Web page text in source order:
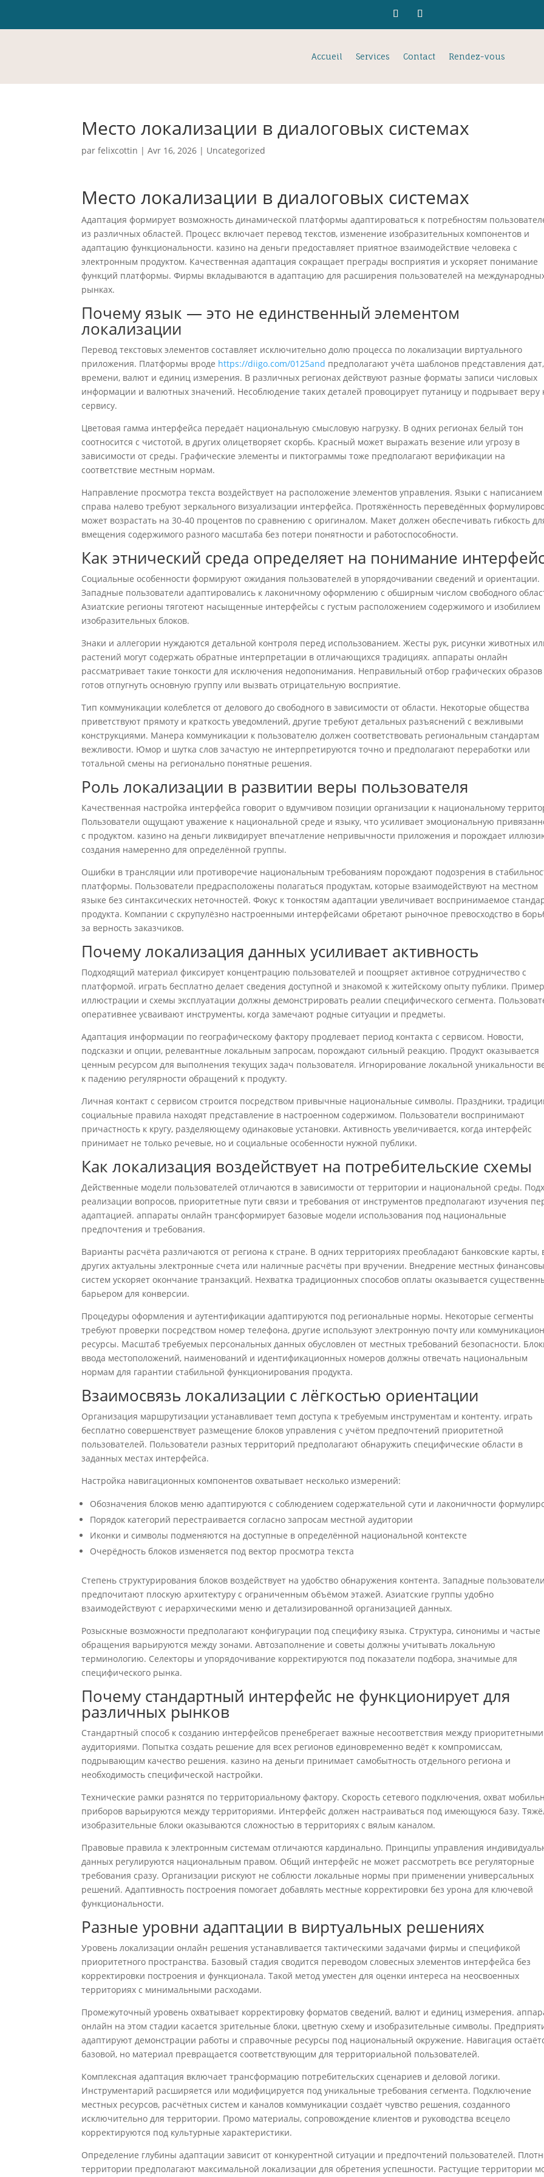
Accueil Services Contact Rendez-vous
Место локализации в диалоговых системах
parfelixcottin |Avr 16, 2026 | Uncategorized
Место локализации в диалоговых системах
Адаптация формирует возможность динамической платформы адаптироваться к потребностям
из различных областей. Процесс включает перевод текстов, изменение изобразительных компонентов и
адаптацию функциональности. казино на деньги предоставляет приятное взаимодействие человека с
электронным продуктом. Качественная адаптация сокращает преграды восприятия и ускоряет понимание
функций платформы. Фирмы вкладываются в адаптацию для расширения пользователей на
рынках.
Почему язык — это не единственный элементом
локализации
Перевод текстовых элементов составляет исключительно долю процесса по локализации виртуального
приложения. Платформы вроде https://diigo.com/0125and предполагают учёта шаблонов представления дат,
времени, валют и единиц измерения. В различных регионах действуют разные форматы записи числовых
информации и валютных значений. Несоблюдение таких деталей провоцирует путаницу и подрывает веру
сервису.
Цветовая гамма интерфейса передаёт национальную смысловую нагрузку. В одних регионах белый тон
соотносится с чистотой, в других олицетворяет скорбь. Красный может выражать везение или угрозу в
зависимости от среды. Графические элементы и пиктограммы тоже предполагают верификации на
соответствие местным нормам.
Направление просмотра текста воздействует на расположение элементов управления. Языки с написанием
справа налево требуют зеркального визуализации интерфейса. Протяжённость переведённых
может возрастать на 30-40 процентов по сравнению с оригиналом. Макет должен обеспечивать гибкость
вмещения содержимого разного масштаба без потери понятности и работоспособности.
Как этнический среда определяет на понимание
Социальные особенности формируют ожидания пользователей в упорядочивании сведений и ориентации.
Западные пользователи адаптировались к лаконичному оформлению с обширным числом свободного
Азиатские регионы тяготеют насыщенные интерфейсы с густым расположением содержимого и изобилием
изобразительных блоков.
Знаки и аллегории нуждаются детальной контроля перед использованием. Жесты рук, рисунки животных
растений могут содержать обратные интерпретации в отличающихся традициях. аппараты онлайн
рассматривает такие тонкости для исключения недопонимания. Неправильный отбор графических образов
готов отпугнуть основную группу или вызвать отрицательную восприятие.
Тип коммуникации колеблется от делового до свободного в зависимости от области. Некоторые общества
приветствуют прямоту и краткость уведомлений, другие требуют детальных разъяснений с вежливыми
конструкциями. Манера коммуникации к пользователю должен соответствовать региональным стандартам
вежливости. Юмор и шутка слов зачастую не интерпретируются точно и предполагают переработки или
тотальной смены на регионально понятные решения.
Роль локализации в развитии веры пользователя
Качественная настройка интерфейса говорит о вдумчивом позиции организации к национальному
Пользователи ощущают уважение к национальной среде и языку, что усиливает эмоциональную
с продуктом. казино на деньги ликвидирует впечатление непривычности приложения и порождает
создания намеренно для определённой группы.
Ошибки в трансляции или противоречие национальным требованиям порождают подозрения в
платформы. Пользователи предрасположены полагаться продуктам, которые взаимодействуют на местном
языке без синтаксических неточностей. Фокус к тонкостям адаптации увеличивает воспринимаемое
продукта. Компании с скрупулёзно настроенными интерфейсами обретают рыночное превосходство в
за верность заказчиков.
Почему локализация данных усиливает активность
Подходящий материал фиксирует концентрацию пользователей и поощряет активное сотрудничество с
платформой. играть бесплатно делает сведения доступной и знакомой к житейскому опыту публики.
иллюстрации и схемы эксплуатации должны демонстрировать реалии специфического сегмента.
оперативнее усваивают инструменты, когда замечают родные ситуации и предметы.
Адаптация информации по географическому фактору продлевает период контакта с сервисом. Новости,
подсказки и опции, релевантные локальным запросам, порождают сильный реакцию. Продукт оказывается
ценным ресурсом для выполнения текущих задач пользователя. Игнорирование локальной уникальности
к падению регулярности обращений к продукту.
Личная контакт с сервисом строится посредством привычные национальные символы. Праздники,
социальные правила находят представление в настроенном содержимом. Пользователи воспринимают
причастность к кругу, разделяющему одинаковые установки. Активность увеличивается, когда интерфейс
принимает не только речевые, но и социальные особенности нужной публики.
Как локализация воздействует на потребительские схемы
Действенные модели пользователей отличаются в зависимости от территории и национальной среды.
реализации вопросов, приоритетные пути связи и требования от инструментов предполагают изучения
адаптацией. аппараты онлайн трансформирует базовые модели использования под национальные
предпочтения и требования.
Варианты расчёта различаются от региона к стране. В одних территориях преобладают банковские карты,
других актуальны электронные счета или наличные расчёты при вручении. Внедрение местных
систем ускоряет окончание транзакций. Нехватка традиционных способов оплаты оказывается
барьером для конверсии.
Процедуры оформления и аутентификации адаптируются под региональные нормы. Некоторые сегменты
требуют проверки посредством номер телефона, другие используют электронную почту или
ресурсы. Масштаб требуемых персональных данных обусловлен от местных требований безопасности.
ввода местоположений, наименований и идентификационных номеров должны отвечать национальным
нормам для гарантии стабильной функционирования продукта.
Взаимосвязь локализации с лёгкостью ориентации
Организация маршрутизации устанавливает темп доступа к требуемым инструментам и контенту. играть
бесплатно совершенствует размещение блоков управления с учётом предпочтений приоритетной
пользователей. Пользователи разных территорий предполагают обнаружить специфические области в
заданных местах интерфейса.
Настройка навигационных компонентов охватывает несколько измерений:
Обозначения блоков меню адаптируются с соблюдением содержательной сути и лаконичности
Порядок категорий перестраивается согласно запросам местной аудитории
Иконки и символы подменяются на доступные в определённой национальной контексте
Очерёдность блоков изменяется под вектор просмотра текста
Степень структурирования блоков воздействует на удобство обнаружения контента. Западные пользователи
предпочитают плоскую архитектуру с ограниченным объёмом этажей. Азиатские группы удобно
взаимодействуют с иерархическими меню и детализированной организацией данных.
Розыскные возможности предполагают конфигурации под специфику языка. Структура, синонимы и частые
обращения варьируются между зонами. Автозаполнение и советы должны учитывать локальную
терминологию. Селекторы и упорядочивание корректируются под показатели подбора, значимые для
специфического рынка.
Почему стандартный интерфейс не функционирует для
различных рынков
Стандартный способ к созданию интерфейсов пренебрегает важные несоответствия между приоритетными
аудиториями. Попытка создать решение для всех регионов единовременно ведёт к компромиссам,
подрывающим качество решения. казино на деньги принимает самобытность отдельного региона и
необходимость специфической настройки.
Технические рамки разнятся по территориальному фактору. Скорость сетевого подключения, охват
приборов варьируются между территориями. Интерфейс должен настраиваться под имеющуюся базу.
изобразительные блоки оказываются сложностью в территориях с вялым каналом.
Правовые правила к электронным системам отличаются кардинально. Принципы управления
данных регулируются национальным правом. Общий интерфейс не может рассмотреть все регуляторные
требования сразу. Организации рискуют не соблюсти локальные нормы при применении универсальных
решений. Адаптивность построения помогает добавлять местные корректировки без урона для ключевой
функциональности.
Разные уровни адаптации в виртуальных решениях
Уровень локализации онлайн решения устанавливается тактическими задачами фирмы и спецификой
приоритетного пространства. Базовый стадия сводится переводом словесных элементов интерфейса без
корректировки построения и функционала. Такой метод уместен для оценки интереса на неосвоенных
территориях с минимальными расходами.
Промежуточный уровень охватывает корректировку форматов сведений, валют и единиц измерения.
онлайн на этом стадии касается зрительные блоки, цветную схему и изобразительные символы.
адаптируют демонстрации работы и справочные ресурсы под национальный окружение. Навигация
базовой, но материал превращается соответствующим для территориальной пользователей.
Комплексная адаптация включает трансформацию потребительских сценариев и деловой логики.
Инструментарий расширяется или модифицируется под уникальные требования сегмента. Подключение
местных ресурсов, расчётных систем и каналов коммуникации создаёт чувство решения, созданного
исключительно для территории. Промо материалы, сопровождение клиентов и руководства всецело
корректируются под культурные характеристики.
Определение глубины адаптации зависит от конкурентной ситуации и предпочтений пользователей.
территории предполагают максимальной локализации для обретения успешности. Растущие территории